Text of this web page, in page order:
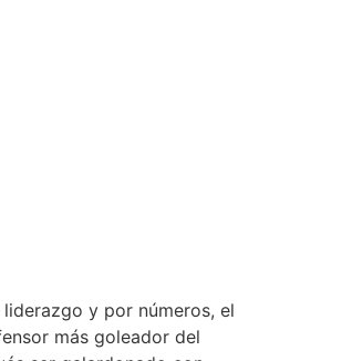
y por números, el
más goleador del